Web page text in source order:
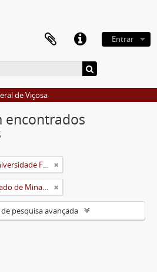
Entrar
de Viçosa
encontrados
Acervo Cartográfico da Universidade Federal de Viçosa
Universidade Rural do Estado de Minas Gerais (Uremg)
pesquisa avançada